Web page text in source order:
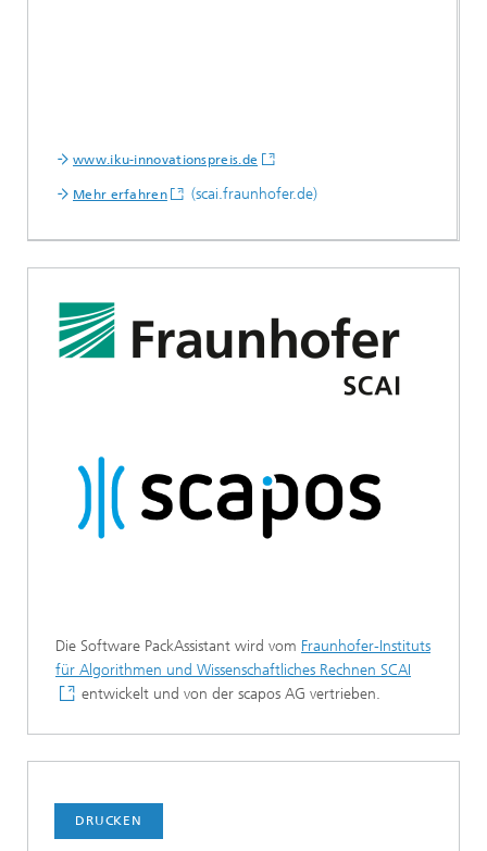
www.iku-innovationspreis.de
Mehr erfahren (scai.fraunhofer.de)
Die Software PackAssistant wird vom Fraunhofer-Instituts
für Algorithmen und Wissenschaftliches Rechnen SCAI
entwickelt und von der scapos AG vertrieben.
DRUCKEN